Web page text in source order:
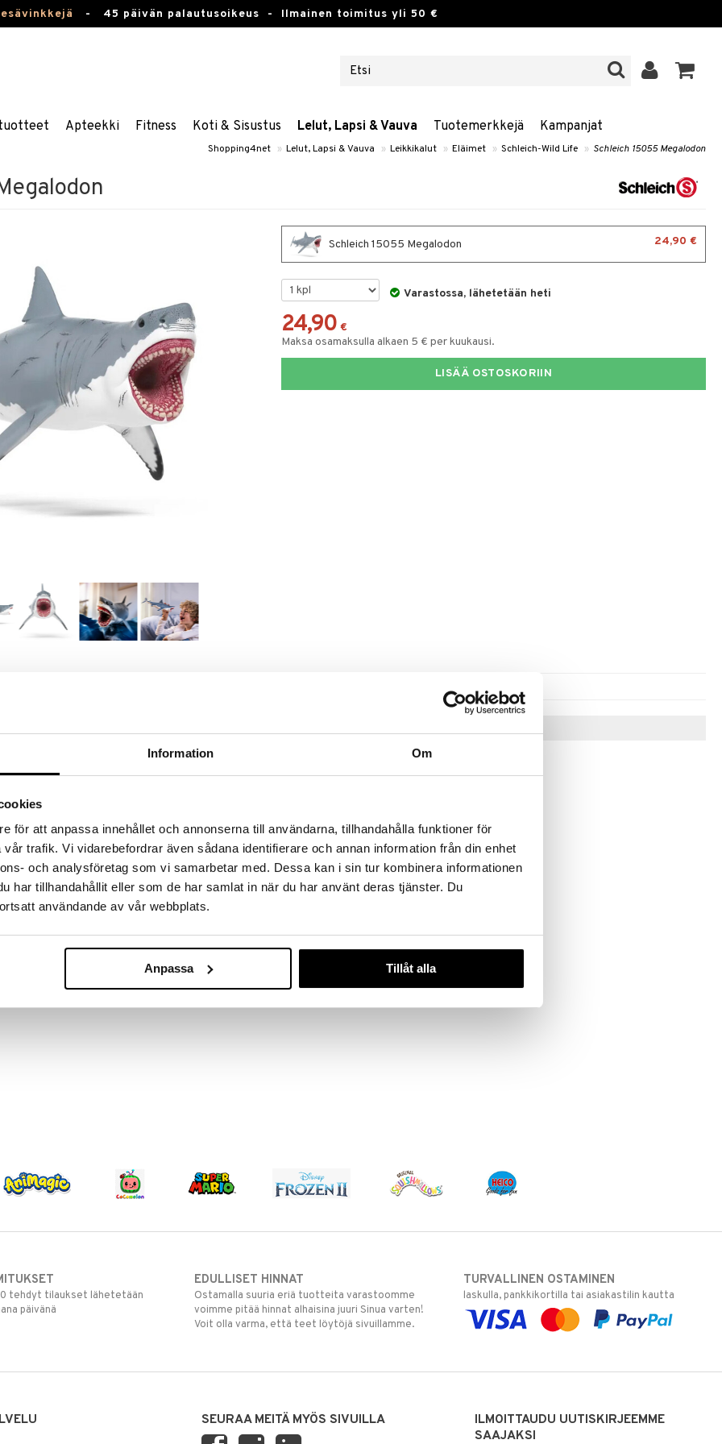
Information Om
för att anpassa innehållet och annonserna till användarna, tillhandahålla funktioner för
trafik. Vi vidarebefordrar även sådana identifierare och annan information från din enhet
och analysföretag som vi samarbetar med. Dessa kan i sin tur kombinera informationen
har tillhandahållit eller som de har samlat in när du har använt deras tjänster. Du
användande av vår webbplats.
Anpassa Tillåt alla
- 45 päivän palautusoikeus - Ilmainen toimitus yli 50 €
Apteekki Fitness Koti & Sisustus Lelut, Lapsi & Vauva Tuotemerkkejä Kampanjat
Shopping4net » Lelut, Lapsi & Vauva » Leikkikalut » Eläimet » Schleich-Wild Life » Schleich 15055 Megalodon
Schleich 15055 Megalodon 24,90 €
Varastossa, lähetetään heti
24,90 €
Maksa osamaksulla alkaen 5 € per kuukausi.
LISÄÄ OSTOSKORIIN
löydöt kotiin!
tehdä löytöjä suuresta ALEstamme. Juuri
suuren valikoiman jännittäviä tuotteita
31.8.2026 asti mutta ole nopea -
voivat päästä loppumaan!
ale-löydöt »
jättiläinen harmaalla, arpisella ihollaan.
SCHLEICH
9,90
tehdyt tilaukset lähetetään
päivänä
EDULLISET HINNAT
Ostamalla suuria eriä tuotteita varastoomme
voimme pitää hinnat alhaisina juuri Sinua varten!
Voit olla varma, että teet löytöjä sivuillamme.
TURVALLINEN OSTAMINEN
laskulla, pankkikortilla tai asiakastilin kautta
SEURAA MEITÄ MYÖS SIVUILLA
ILMOITTAUDU UUTISKIRJEEMME
SAAJAKSI